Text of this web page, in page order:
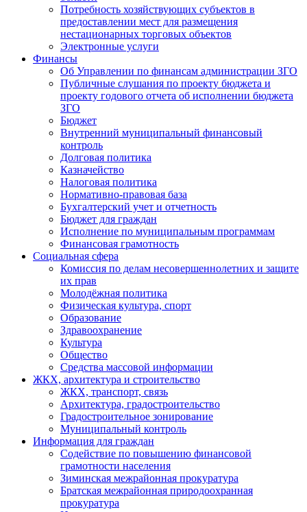
Потребность хозяйствующих субъектов в
предоставлении мест для размещения
нестационарных торговых объектов
Электронные услуги
Финансы
Об Управлении по финансам администрации ЗГО
Публичные слушания по проекту бюджета и
проекту годового отчета об исполнении бюджета
ЗГО
Бюджет
Внутренний муниципальный финансовый
контроль
Долговая политика
Казначейство
Налоговая политика
Нормативно-правовая база
Бухгалтерский учет и отчетность
Бюджет для граждан
Исполнение по муниципальным программам
Финансовая грамотность
Социальная сфера
Комиссия по делам несовершеннолетних и защите
их прав
Молодёжная политика
Физическая культура, спорт
Образование
Здравоохранение
Культура
Общество
Средства массовой информации
ЖКХ, архитектура и строительство
ЖКХ, транспорт, связь
Архитектура, градостроительство
Градостроительное зонирование
Муниципальный контроль
Информация для граждан
Содействие по повышению финансовой
грамотности населения
Зиминская межрайонная прокуратура
Братская межрайонная природоохранная
прокуратура